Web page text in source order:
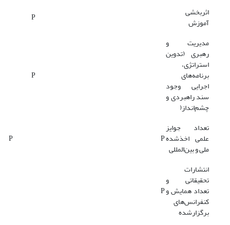
اثربخشی
آموزش
P
مدیریت و
رهبری (تدوین
استراتژی،
برنامه‌های
اجرایی وجود
سند راهبردی و
چشم‌انداز(
P
تعداد جوایز
علمی اخذشده
ملی و بین‌المللی
P
P
انتشارات
تحقیقاتی و
تعداد همایش و
کنفرانس‌های
برگزارشده
P